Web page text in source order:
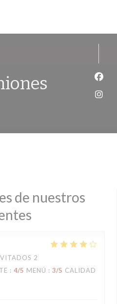
de nuestros
2
: 4/5 MENÚ : 3/5 CALIDAD